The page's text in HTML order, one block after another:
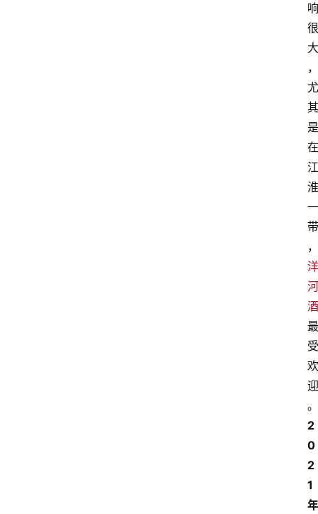
响
很
大
，
尤
其
是
在
江
淮
一
带
，
洋
河
酒
最
受
欢
迎
。
2
0
2
1
年